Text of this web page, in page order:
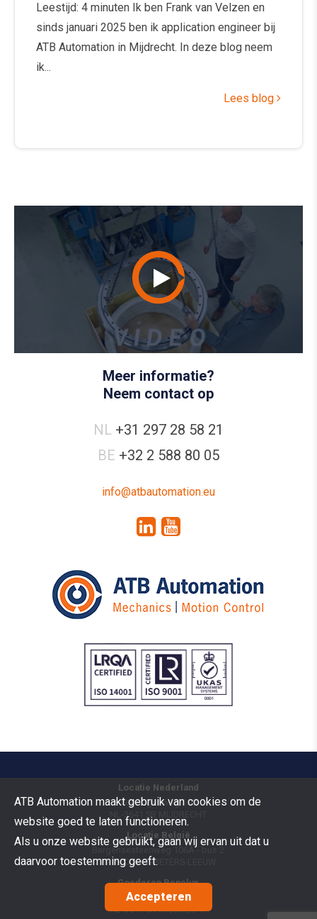
Leestijd: 4 minuten Ik ben Frank van Velzen en
sinds januari 2025 ben ik application engineer bij
ATB Automation in Mijdrecht. In deze blog neem
ik...
Lees blog
Meer informatie?
Neem contact op
NL +31 297 28 58 21
BE +32 2 588 80 05
info@atbautomation.eu
Locatie Nederland
Vermogenweg 109
NL-3641 SR
Locatie België
Bergensesteenweg 106A - bus 2
B-1600SINT-PIETERS-LEEUW
Goederen Benelux
Vermogenweg 109
NL-3641 SRMIJDRECHT
ATB Automation maakt gebruik van cookies om de
website goed te laten functioneren.
Als u onze website gebruikt, gaan wij ervan uit dat u
daarvoor toestemming geeft.
Accepteren